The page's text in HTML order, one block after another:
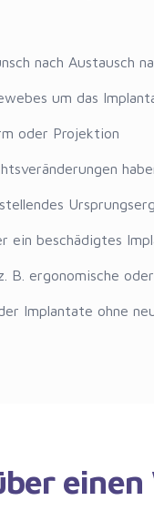
nach Austausch
um das
oder Projektion
ein beschädigtes
B. ergonomische
Implantate ohne
einen